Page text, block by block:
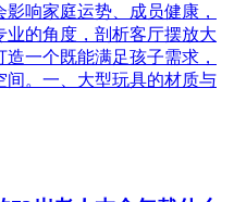
响家庭运势、成员健康，
的角度，剖析客厅摆放大
一个既能满足孩子需求，
间。一、大型玩具的材质与